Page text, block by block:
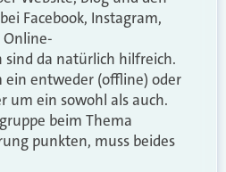
Facebook, Instagram,
da natürlich hilfreich.
ein entweder (offline) oder
um ein sowohl als auch.
beim Thema
punkten, muss beides